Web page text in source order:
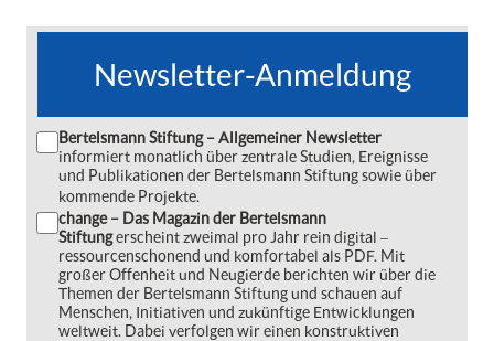
Newsletter-Anmeldung
Bertelsmann Stiftung – Allgemeiner Newsletter
informiert monatlich über zentrale Studien, Ereignisse
und Publikationen der Bertelsmann Stiftung sowie über
kommende Projekte.
change – Das Magazin der Bertelsmann
Stiftungerscheint zweimal pro Jahr rein digital ‒
ressourcenschonend und komfortabel als PDF. Mit
großer Offenheit und Neugierde berichten wir über die
Themen der Bertelsmann Stiftung und schauen auf
Menschen, Initiativen und zukünftige Entwicklungen
weltweit. Dabei verfolgen wir einen konstruktiven